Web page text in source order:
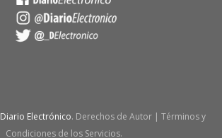
Diario Electrónico. Derechos de Autor | Términos y
Condiciones de los Servicios.